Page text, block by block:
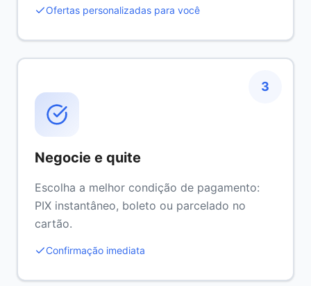
Ofertas personalizadas para você
3
Negocie e quite
Escolha a melhor condição de pagamento:
PIX instantâneo, boleto ou parcelado no
cartão.
Confirmação imediata